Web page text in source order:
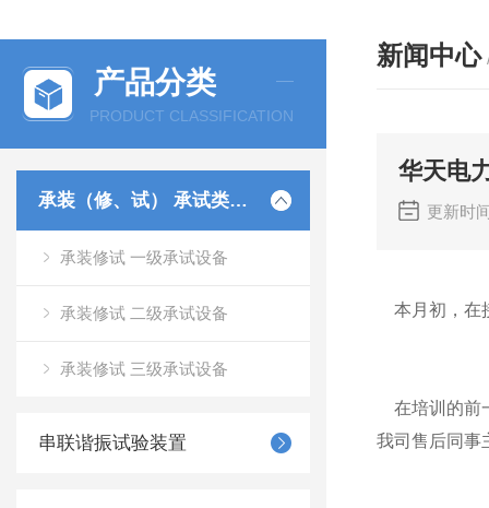
产品分类
PRODUCT CLASSIFICATION
承装（修、试） 承试类仪器
承装修试 一级承试设备
承装修试 二级承试设备
承装修试 三级承试设备
串联谐振试验装置
新闻中心
华天电
更新时
本月初，在
在培训的前
我司售后同事